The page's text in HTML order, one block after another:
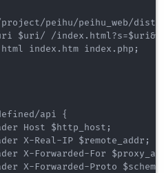
peihu/peihu_web/dist/
$uri/ /
index.htm index.php;
api {
Host $http_host;
X-Real-IP $remote_addr;
X-Forwarded-For
X-Forwarded-Proto